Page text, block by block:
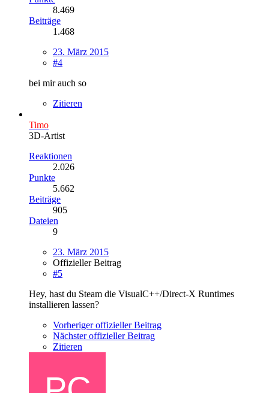
8.469
Beiträge
1.468
23. März 2015
#4
bei mir auch so
Zitieren
Timo
3D-Artist
Reaktionen
2.026
Punkte
5.662
Beiträge
905
Dateien
9
23. März 2015
Offizieller Beitrag
#5
Hey, hast du Steam die VisualC++/Direct-X Runtimes
installieren lassen?
Vorheriger offizieller Beitrag
Nächster offizieller Beitrag
Zitieren